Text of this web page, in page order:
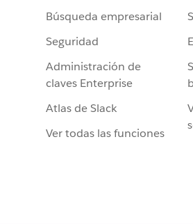
Búsqueda empresarial
Seguridad
Administración de
claves Enterprise
Atlas de Slack
Ver todas las funciones